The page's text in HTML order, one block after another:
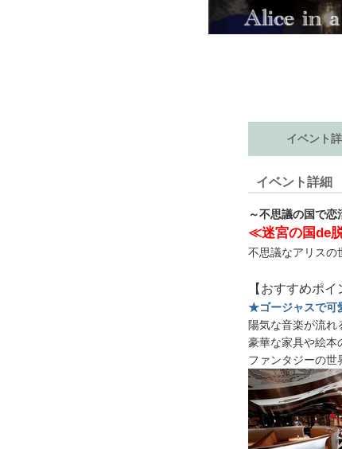
イベント
イベント詳細
～不思議の国で恋
≪迷宮の国de
不思議なアリスの
【おすすめポイ
★ゴージャスで可
陽気な音楽が流れ
豪華な家具や絵本
ファンタジーの世